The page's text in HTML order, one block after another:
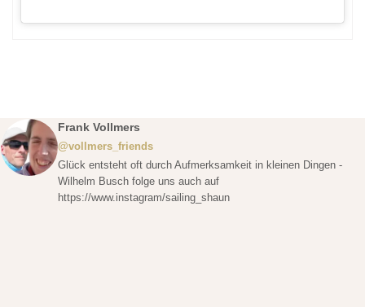
Frank Vollmers
@vollmers_friends
Glück entsteht oft durch Aufmerksamkeit in kleinen Dingen -
Wilhelm Busch folge uns auch auf
https://www.instagram/sailing_shaun